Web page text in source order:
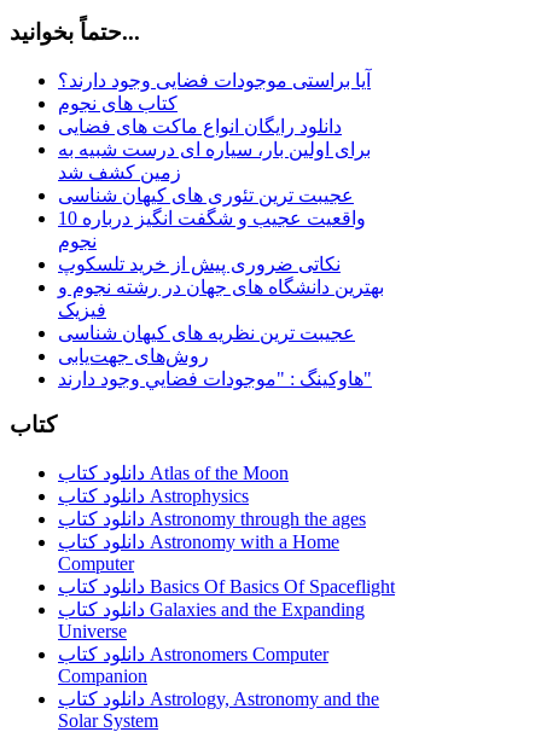
حتماً بخوانید...
آیا براستی موجودات فضایی وجود دارند؟
کتاب های نجوم
دانلود رایگان انواع ماکت های فضایی
برای اولین بار، سیاره ای درست شبیه به
زمین کشف شد
عجیبت ترین تئوری های کیهان شناسی
10 واقعیت عجیب و شگفت انگیز درباره
نجوم
نکاتی ضروری پیش از خرید تلسکوپ
بهترین دانشگاه های جهان در رشته نجوم و
فیزیک
عجیبت ترین نظریه های کیهان شناسی
روش‌های جهت‌یابی
هاوكينگ : "موجودات فضايي وجود دارند"
کتاب
دانلود کتاب Atlas of the Moon
دانلود کتاب Astrophysics
دانلود کتاب Astronomy through the ages
دانلود کتاب Astronomy with a Home
Computer
دانلود کتاب Basics Of Basics Of Spaceflight
دانلود کتاب Galaxies and the Expanding
Universe
دانلود کتاب Astronomers Computer
Companion
دانلود کتاب Astrology, Astronomy and the
Solar System